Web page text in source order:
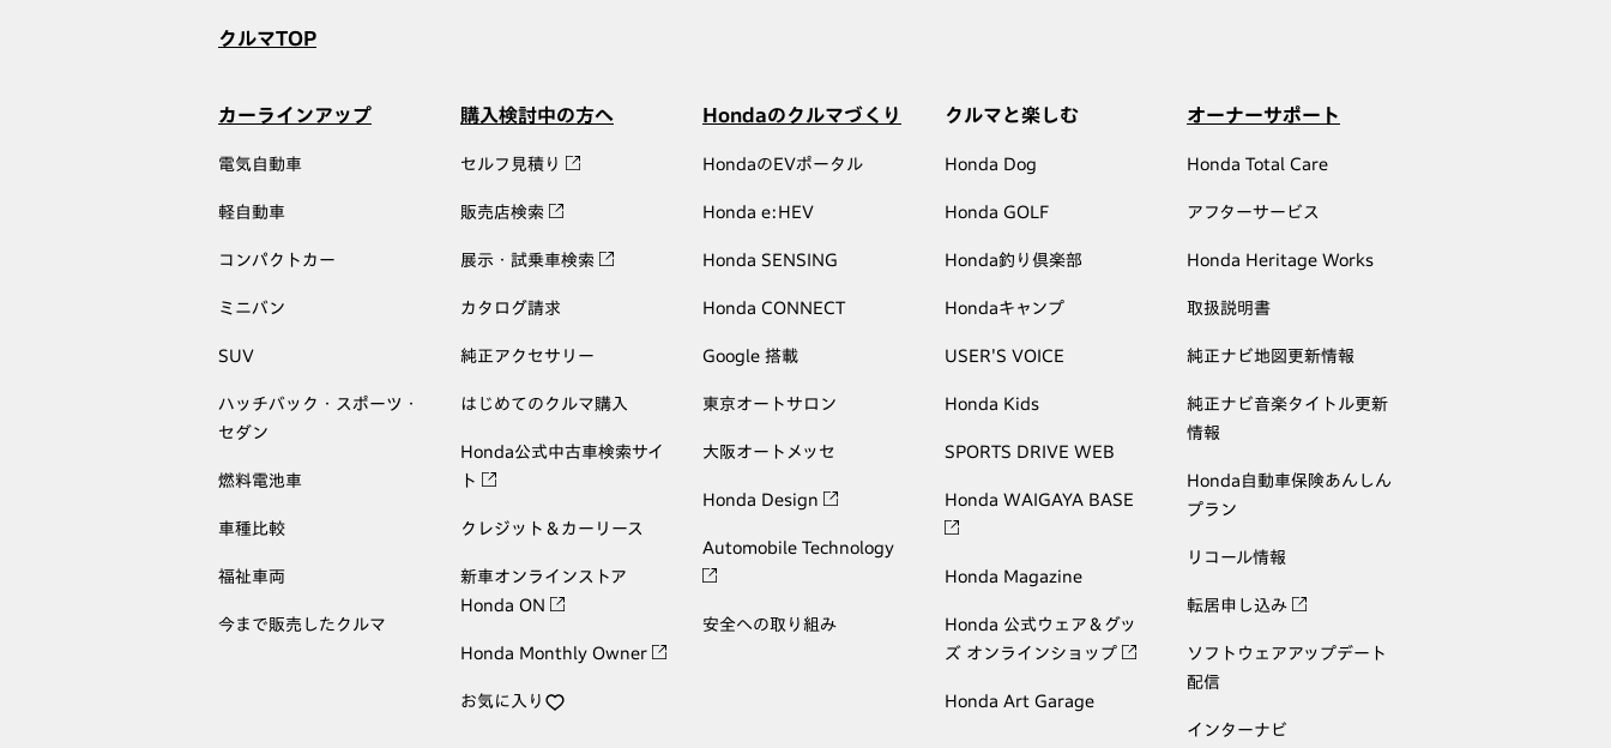
クルマTOP
カーラインアップ
電気自動車
軽自動車
コンパクトカー
ミニバン
SUV
ハッチバック・スポーツ・
セダン
燃料電池車
車種比較
福祉車両
今まで販売したクルマ
購入検討中の方へ
セルフ見積り
販売店検索
展示・試乗車検索
カタログ請求
純正アクセサリー
はじめてのクルマ購入
Honda公式中古車検索サイ
ト
クレジット＆カーリース
新車オンラインストア
Honda ON
Honda Monthly Owner
お気に入り
Hondaのクルマづくり
HondaのEVポータル
Honda e:HEV
Honda SENSING
Honda CONNECT
Google 搭載
東京オートサロン
大阪オートメッセ
Honda Design
Automobile Technology
安全への取り組み
クルマと楽しむ
Honda Dog
Honda GOLF
Honda釣り倶楽部
Hondaキャンプ
USER'S VOICE
Honda Kids
SPORTS DRIVE WEB
Honda WAIGAYA BASE
Honda Magazine
Honda 公式ウェア＆グッ
ズ オンラインショップ
Honda Art Garage
オーナーサポート
Honda Total Care
アフターサービス
Honda Heritage Works
取扱説明書
純正ナビ地図更新情報
純正ナビ音楽タイトル更新
情報
Honda自動車保険あんしん
プラン
リコール情報
転居申し込み
ソフトウェアアップデート
配信
インターナビ